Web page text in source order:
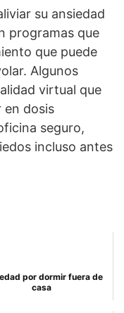
su ansiedad
programas que
que puede
Algunos
virtual que
en dosis
seguro,
incluso antes
por dormir fuera de
casa